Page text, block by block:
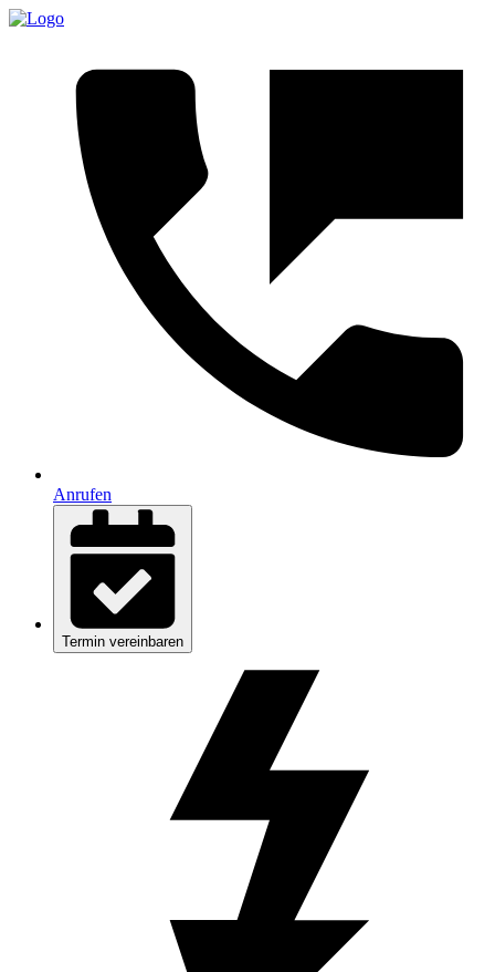
Anrufen
Termin vereinbaren